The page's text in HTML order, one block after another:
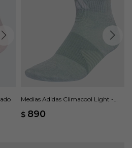
Medias Adidas Climacool Light -
$ 890